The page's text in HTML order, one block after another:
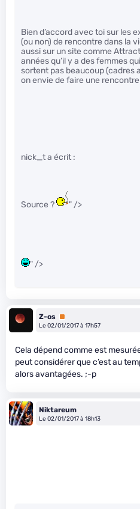
Bien d’accord avec toi sur les
(ou non) de rencontre dans la
aussi sur un site comme
années qu’il y a des femmes
sortent pas beaucoup (cadres
on envie de faire une
nick_t a écrit :
Source ? " />
" />
Z-os Premium
Le 02/01/2017 à 17h57
Cela dépend comme est
peut considérer que c’est au
alors avantagées. ;-p
Niktareum
Le 02/01/2017 à 18h13